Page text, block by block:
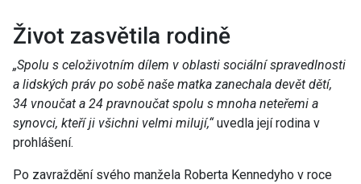
Život zasvětila rodině
„Spolu s celoživotním dílem v oblasti sociální spravedlnosti
a lidských práv po sobě naše matka zanechala devět dětí,
34 vnoučat a 24 pravnoučat spolu s mnoha neteřemi a
synovci, kteří ji všichni velmi milují,“ uvedla její rodina v
prohlášení.
Po zavraždění svého manžela Roberta Kennedyho v roce